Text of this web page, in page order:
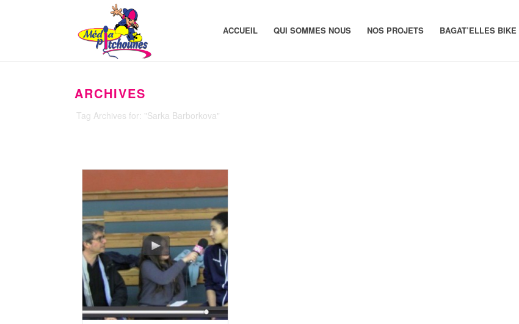
ACCUEIL QUI SOMMES NOUS NOS PROJETS BAGAT’ELLES BIKE
ARCHIVES
Tag Archives for: "Sarka Barborkova"